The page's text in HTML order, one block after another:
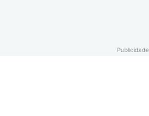
Publicidade